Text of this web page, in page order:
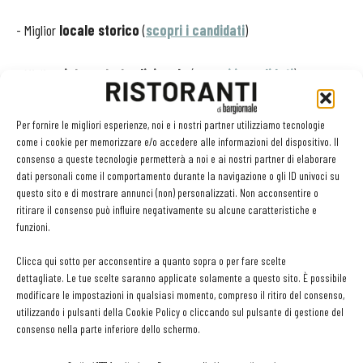
Per fornire le migliori esperienze, noi e i nostri partner utilizziamo tecnologie
come i cookie per memorizzare e/o accedere alle informazioni del dispositivo. Il
consenso a queste tecnologie permetterà a noi e ai nostri partner di elaborare
dati personali come il comportamento durante la navigazione o gli ID univoci su
questo sito e di mostrare annunci (non) personalizzati. Non acconsentire o
ritirare il consenso può influire negativamente su alcune caratteristiche e
funzioni.
Clicca qui sotto per acconsentire a quanto sopra o per fare scelte
dettagliate. Le tue scelte saranno applicate solamente a questo sito. È possibile
modificare le impostazioni in qualsiasi momento, compreso il ritiro del consenso,
utilizzando i pulsanti della Cookie Policy o cliccando sul pulsante di gestione del
consenso nella parte inferiore dello schermo.
- Miglior locale storico(scopri i candidati)
ristorante tradizionale ( scopri i candidati)
- Miglior pizzeria scopri i candidati
SEZIONE RISTORANTI - I PROFESSIONISTI
- Migliorchef( scopri i candidati)
SEZIONE ALBERGHI - GLI HOTEL
- Migliorboutique&charme hotel(scopri i candidati